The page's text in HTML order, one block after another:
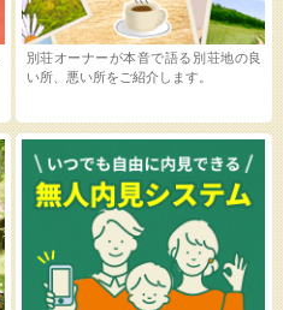
別荘オーナーが本音で語る別荘地の良
い所、悪い所をご紹介します。